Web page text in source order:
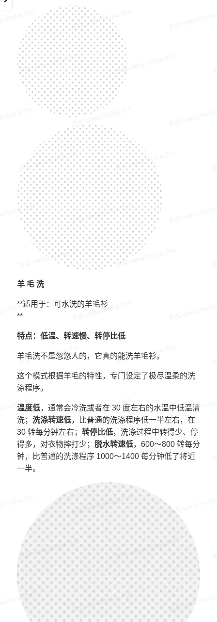
羊 毛 洗
**适用于：可水洗的羊毛衫
**
特点：低温、转速慢、转停比低
羊毛洗不是忽悠人的，它真的能洗羊毛衫。
这个模式根据羊毛的特性，专门设定了极尽温柔的洗
涤程序。
温度低，通常会冷洗或者在 30 度左右的水温中低温清
洗； 洗涤转速低，比普通的洗涤程序低一半左右，在
30 转每分钟左右； 转停比低，洗涤过程中转得少、停
得多，对衣物摔打少； 脱水转速低，600～800 转每分
钟，比普通的洗涤程序 1000～1400 每分钟低了将近
一半。